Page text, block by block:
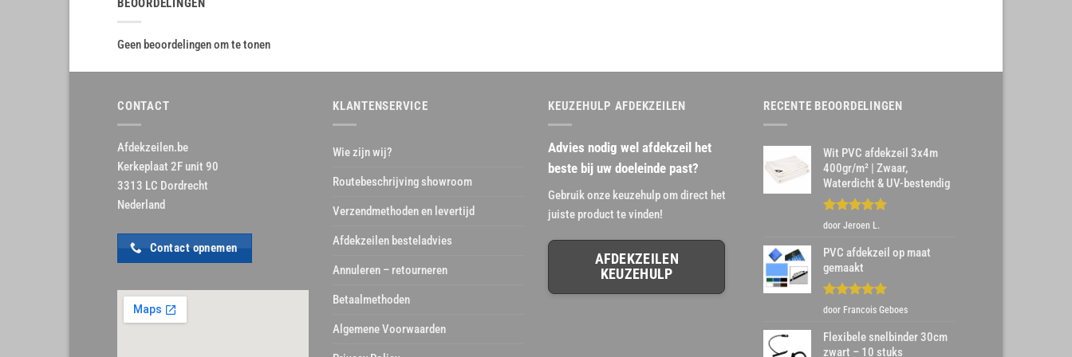
BEOORDELINGEN
Geen beoordelingen om te tonen
CONTACT
Afdekzeilen.be
Kerkeplaat 2F unit 90
3313 LC Dordrecht
Nederland
Contact opnemen
KLANTENSERVICE
Wie zijn wij?
Routebeschrijving showroom
Verzendmethoden en levertijd
Afdekzeilen besteladvies
Annuleren – retourneren
Betaalmethoden
Algemene Voorwaarden
KEUZEHULP AFDEKZEILEN
Advies nodig wel afdekzeil het
beste bij uw doeleinde past?
Gebruik onze keuzehulp om direct het
juiste product te vinden!
AFDEKZEILEN
KEUZEHULP
RECENTE BEOORDELINGEN
Wit PVC afdekzeil 3x4m
400gr/m² | Zwaar,
Waterdicht & UV-bestendig
Gewaardeerd
door Jeroen L.
PVC afdekzeil op maat
gemaakt
Gewaardeerd
door Francois Geboes
Flexibele snelbinder 30cm
zwart – 10 stuks